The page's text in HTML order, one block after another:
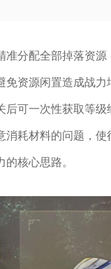
分配全部掉落资
资源闲置造成战力
可一次性获取等
耗材料的问题，
核心思路。